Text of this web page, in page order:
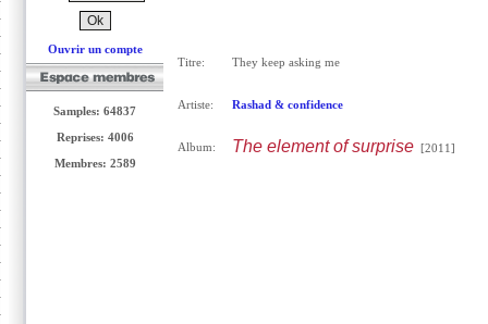
Ouvrir un compte
Samples: 64837
Reprises: 4006
Membres: 2589
Titre: They keep asking me
Artiste: Rashad & confidence
Album: The element of surprise[2011]